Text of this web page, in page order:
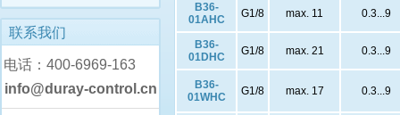
联系我们
电话：400-6969-163
info@duray-control.cn
B36-
01AHC
G1/8 max. 11 0.3...9
B36-
01DHC
G1/8 max. 21 0.3...9
B36-
01WHC
G1/8 max. 17 0.3...9